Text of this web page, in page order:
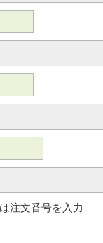
注文番号を入力